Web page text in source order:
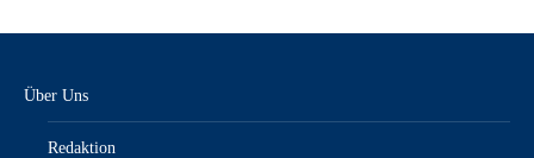
Über Uns
Redaktion